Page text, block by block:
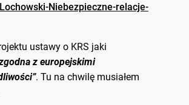
Niebezpieczne-relacje-
ustawy o KRS jaki
z europejskimi
. Tu na chwilę musiałem